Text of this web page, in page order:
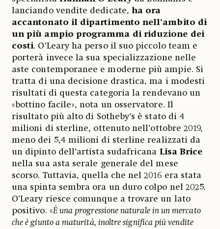
lanciando vendite dedicate, ha ora
accantonato il dipartimento nell’ambito di
un più ampio programma di riduzione dei
costi. O’Leary ha perso il suo piccolo team e
porterà invece la sua specializzazione nelle
aste contemporanee e moderne più ampie. Si
tratta di una decisione drastica, ma i modesti
risultati di questa categoria la rendevano un
«bottino facile», nota un osservatore. Il
risultato più alto di Sotheby’s è stato di 4
milioni di sterline, ottenuto nell’ottobre 2019,
meno dei 5,4 milioni di sterline realizzati da
un dipinto dell’artista sudafricana Lisa Brice
nella sua asta serale generale del mese
scorso. Tuttavia, quella che nel 2016 era stata
una spinta sembra ora un duro colpo nel 2025.
O’Leary riesce comunque a trovare un lato
positivo. «È una progressione naturale in un mercato
che è giunto a maturità, inoltre significa più vendite